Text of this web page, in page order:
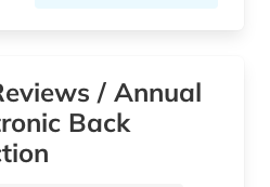
/ Annual
Back